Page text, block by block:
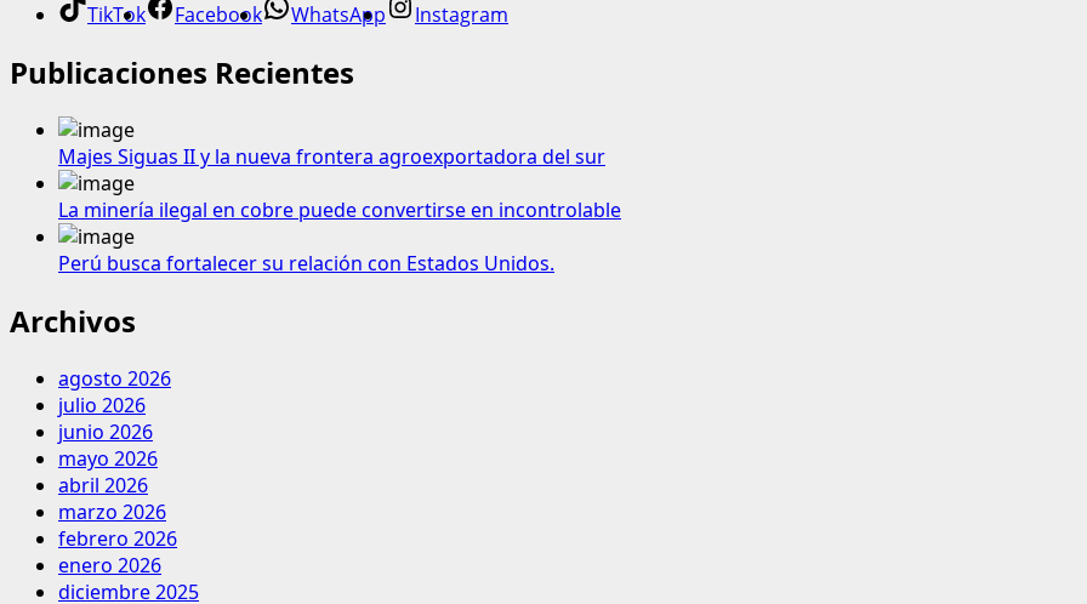
TikTok Facebook WhatsApp Instagram
Publicaciones Recientes
Majes Siguas II y la nueva frontera agroexportadora del sur
La minería ilegal en cobre puede convertirse en incontrolable
Perú busca fortalecer su relación con Estados Unidos.
Archivos
agosto 2026
julio 2026
junio 2026
mayo 2026
abril 2026
marzo 2026
febrero 2026
enero 2026
diciembre 2025